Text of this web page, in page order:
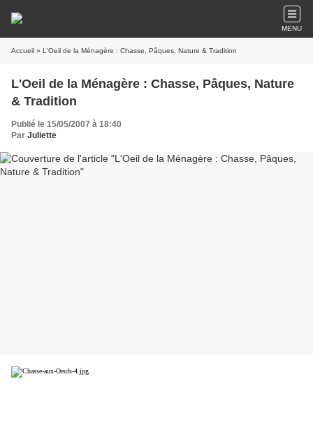
MENU
Accueil » L'Oeil de la Ménagère : Chasse, Pâques, Nature & Tradition
L'Oeil de la Ménagère : Chasse, Pâques, Nature
& Tradition
Publié le 15/05/2007 à 18:40
Par Juliette